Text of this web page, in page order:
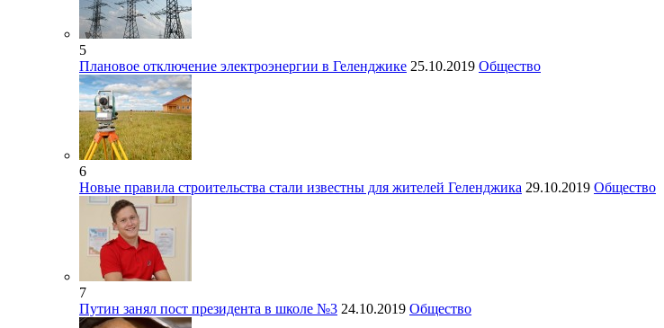
5
Плановое отключение электроэнергии в Геленджике 25.10.2019 Общество
6
Новые правила строительства стали известны для жителей Геленджика 29.10.2019 Общество
7
Путин занял пост президента в школе №3 24.10.2019 Общество